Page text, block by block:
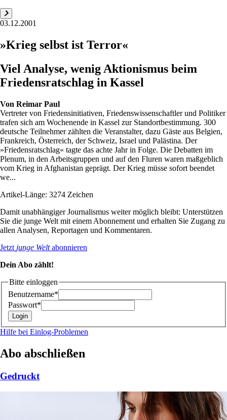
03.12.2001
»Krieg selbst ist Terror«
Viel Analyse, wenig Aktionismus beim
Friedensratschlag in Kassel
Von Reimar Paul
Vertreter von Friedensinitiativen, Friedenswissenschaftler und Politiker
trafen sich am Wochenende in Kassel zur Standortbestimmung. 300
deutsche Teilnehmer zählten die Veranstalter, dazu Gäste aus Belgien,
Frankreich, Österreich, der Schweiz, Israel und Palästina. Der
»Friedensratschlag« tagte das achte Jahr in Folge. Die Debatten im
Plenum, in den Arbeitsgruppen und auf den Fluren waren maßgeblich
vom Krieg in Afghanistan geprägt. Der Krieg müsse sofort beendet
we...
Artikel-Länge: 3274 Zeichen
Damit unabhängiger Journalismus weiter möglich bleibt: Unterstützen
Sie die junge Welt mit einem Abonnement und erhalten Sie Zugang zu
allen Analysen, Reportagen und Kommentaren.
Jetzt junge Weltabonnieren
Dein Abo zählt!
Bitte einloggen
Benutzername*
Passwort*
Hilfe bei Einlog-Problemen
Abo abschließen
Gedruckt